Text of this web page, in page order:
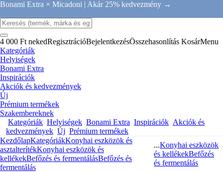
Bonami Extra × Micadoni | Akár 25% kedvezmény →
4 000 Ft nekedRegisztrációBejelentkezésÖsszehasonlítás KosárMenu
Kategóriák
Helyiségek
Bonami Extra
Inspirációk
Akciók és kedvezmények
Új
Prémium termékek
Szakembereknek
Kategóriák Helyiségek Bonami Extra Inspirációk Akciók és
kedvezmények Új Prémium termékek
KezdőlapKategóriákKonyhai eszközök és
asztalterítékKonyhai eszközök és
kellékekBefőzés és fermentálásBefőzés és
fermentálás
...Konyhai eszközök
és kellékekBefőzés
és fermentálás